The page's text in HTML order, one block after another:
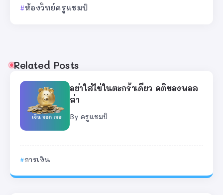
ห้องวิทย์ครูแชมป์
Related Posts
อย่าใส่ไข่ในตะกร้าเดียว คติของพอล
ล่า
By ครูแชมป์
การเงิน